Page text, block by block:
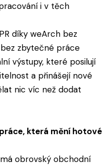
i v těch
díky weArch bez
zbytečné práce
výstupy, které posilují
a přinášejí nové
nic víc než dodat
která mění hotové
obrovský obchodní